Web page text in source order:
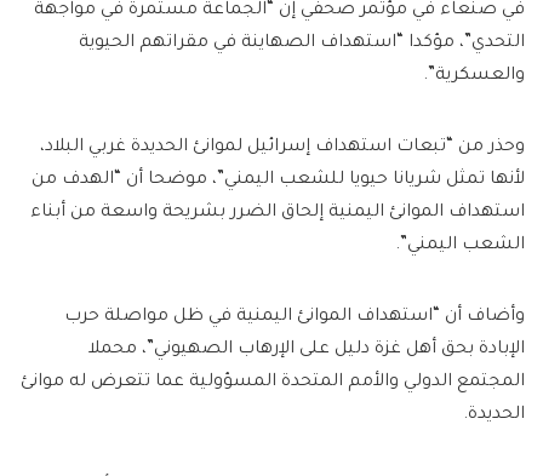
في صنعاء في مؤتمر صحفي إن “الجماعة مستمرة في مواجهة
التحدي”، مؤكدا “استهداف الصهاينة في مقراتهم الحيوية
والعسكرية”.
وحذر من “تبعات استهداف إسرائيل لموانئ الحديدة غربي البلاد،
لأنها تمثل شريانا حيويا للشعب اليمني”، موضحا أن “الهدف من
استهداف الموانئ اليمنية إلحاق الضرر بشريحة واسعة من أبناء
الشعب اليمني”.
وأضاف أن “استهداف الموانئ اليمنية في ظل مواصلة حرب
الإبادة بحق أهل غزة دليل على الإرهاب الصهيوني”، محملا
المجتمع الدولي والأمم المتحدة المسؤولية عما تتعرض له موانئ
الحديدة.